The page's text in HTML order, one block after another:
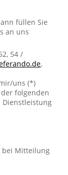
füllen Sie
an uns
54 /
,
uns (*)
folgenden
Dienstleistung
bei Mitteilung